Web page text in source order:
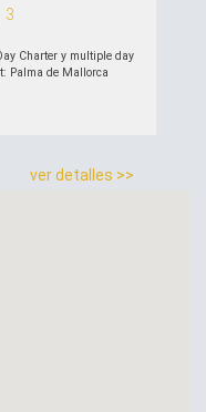
3
Charter y multiple day
Palma de Mallorca
ver detalles >>